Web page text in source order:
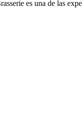
es una de las